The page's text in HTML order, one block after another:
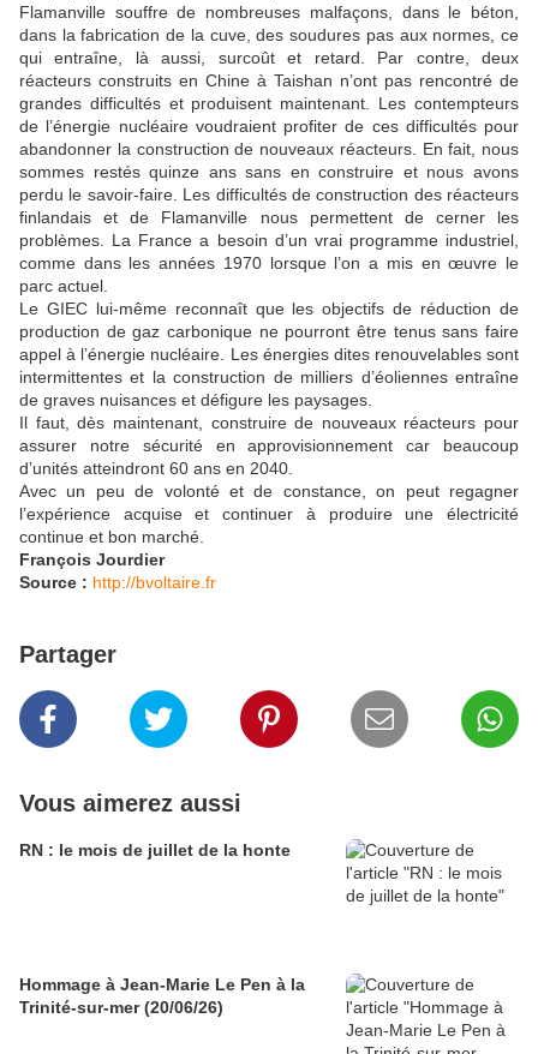
Flamanville souffre de nombreuses malfaçons, dans le béton,
dans la fabrication de la cuve, des soudures pas aux normes, ce
qui entraîne, là aussi, surcoût et retard. Par contre, deux
réacteurs construits en Chine à Taishan n’ont pas rencontré de
grandes difficultés et produisent maintenant. Les contempteurs
de l’énergie nucléaire voudraient profiter de ces difficultés pour
abandonner la construction de nouveaux réacteurs. En fait, nous
sommes restés quinze ans sans en construire et nous avons
perdu le savoir-faire. Les difficultés de construction des réacteurs
finlandais et de Flamanville nous permettent de cerner les
problèmes. La France a besoin d’un vrai programme industriel,
comme dans les années 1970 lorsque l’on a mis en œuvre le
parc actuel.
Le GIEC lui-même reconnaît que les objectifs de réduction de
production de gaz carbonique ne pourront être tenus sans faire
appel à l’énergie nucléaire. Les énergies dites renouvelables sont
intermittentes et la construction de milliers d’éoliennes entraîne
de graves nuisances et défigure les paysages.
Il faut, dès maintenant, construire de nouveaux réacteurs pour
assurer notre sécurité en approvisionnement car beaucoup
d’unités atteindront 60 ans en 2040.
Avec un peu de volonté et de constance, on peut regagner
l’expérience acquise et continuer à produire une électricité
continue et bon marché.
François Jourdier
Source : http://bvoltaire.fr
Partager
Vous aimerez aussi
RN : le mois de juillet de la honte
Hommage à Jean-Marie Le Pen à la
Trinité-sur-mer (20/06/26)